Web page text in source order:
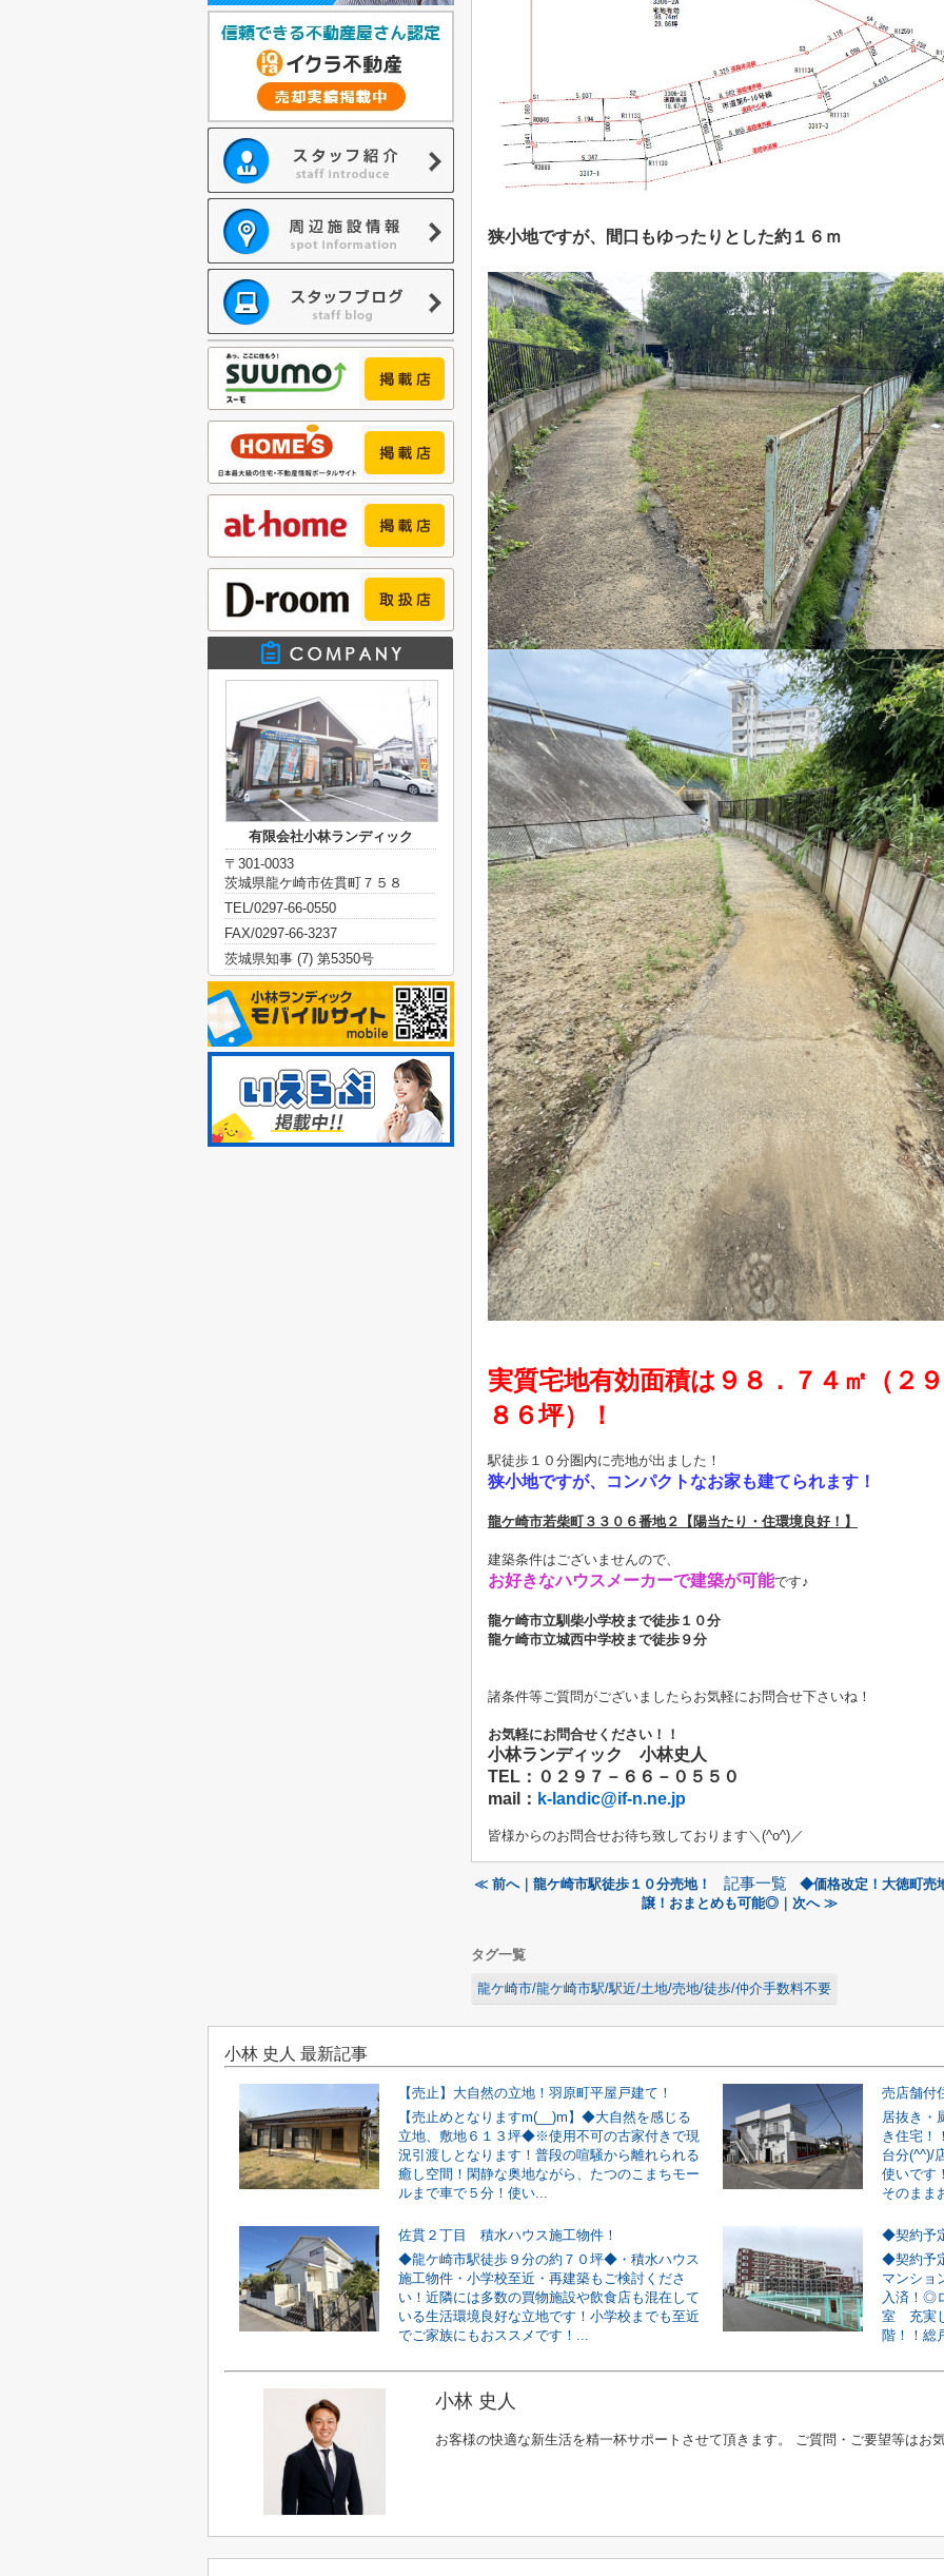
狭小地ですが、間口もゆったりとした約１６ｍ
実質宅地有効面積は９８．７４㎡（２
８６坪）！
駅徒歩１０分圏内に売地が出ました！
狭小地ですが、コンパクトなお家も建てられます！
龍ケ崎市若柴町３３０６番地２【陽当たり・住環境良好！】
建築条件はございませんので、
お好きなハウスメーカーで建築が可能です♪
龍ケ崎市立馴柴小学校まで徒歩１０分
龍ケ崎市立城西中学校まで徒歩９分
諸条件等ご質問がございましたらお気軽にお問合せ下さいね！
お気軽にお問合せください！！
小林ランディック 小林史人
TEL：０２９７－６６－０５５０
mail： k-landic@if-n.ne.jp
皆様からのお問合せお待ち致しております＼(^o^)／
≪ 前へ｜龍ケ崎市駅徒歩１０分売地！ 記事一覧
◆価格改定！大徳町売
譲！おまとめも可能◎｜次へ ≫
タグ一覧
龍ケ崎市/龍ケ崎市駅/駅近/土地/売地/徒歩/仲介手数料不要
有限会社小林ランディック
〒301-0033
茨城県龍ケ崎市佐貫町７５８
TEL/0297-66-0550
FAX/0297-66-3237
茨城県知事 (7) 第5350号
小林 史人 最新記事
【売止】大自然の立地！羽原町平屋戸建て！
【売止めとなりますm(__)m】◆大自然を感じる
立地、敷地６１３坪◆※使用不可の古家付きで現
況引渡しとなります！普段の喧騒から離れられる
癒し空間！閑静な奥地ながら、たつのこまちモー
ルまで車で５分！使い...
居抜き・
き住宅！
台分(^^)/
使いです
そのまま
佐貫２丁目 積水ハウス施工物件！
◆龍ケ崎市駅徒歩９分の約７０坪◆・積水ハウス
施工物件・小学校至近・再建築もご検討くださ
い！近隣には多数の買物施設や飲食店も混在して
いる生活環境良好な立地です！小学校までも至近
でご家族にもおススメです！...
◆契約予
マンショ
入済！◎
室 充実
階！！総
小林 史人
お客様の快適な新生活を精一杯サポートさせて頂きます。 ご質問・ご要望等はお